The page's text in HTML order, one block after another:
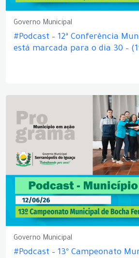
Governo Municipal
#Podcast – 12ª Conferência
está marcada para o dia 30 –
Governo Municipal
#Podcast – 13º Campeonato